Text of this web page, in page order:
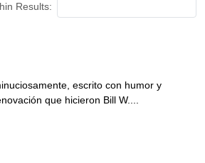
Results:
escrito con humor y
que hicieron Bill W....